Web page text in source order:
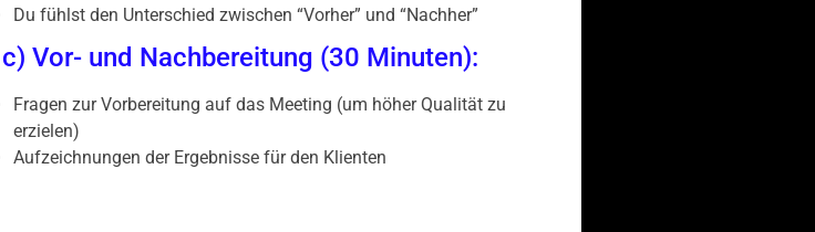
Du fühlst den Unterschied zwischen “Vorher” und “Nachher”
c) Vor- und Nachbereitung (30 Minuten):
Fragen zur Vorbereitung auf das Meeting (um höher Qualität zu
erzielen)
Aufzeichnungen der Ergebnisse für den Klienten